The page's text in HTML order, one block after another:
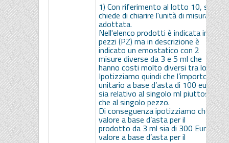
1) Con riferimento al lotto 10, si
chiede di chiarire l'unità di misura
adottata.
Nell'elenco prodotti è indicata in
pezzi (PZ) ma in descrizione è
indicato un emostatico con 2
misure diverse da 3 e 5 ml che
hanno costi molto diversi tra loro.
Ipotizziamo quindi che l’importo
unitario a base d’asta di 100 eur
sia relativo al singolo ml piuttosto
che al singolo pezzo.
Di conseguenza ipotizziamo che il
valore a base d’asta per il
prodotto da 3 ml sia di 300 Eur e il
valore a base d’asta per il